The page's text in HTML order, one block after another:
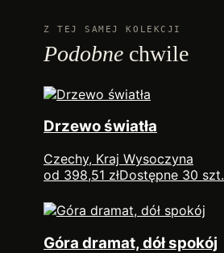
Z TEJ SAMEJ KOLEKCJI
Podobne chwile
Drzewo światła
Czechy, Kraj Wysoczyna
od 398,51 złDostępne 30 szt.
Góra dramat, dół spokój